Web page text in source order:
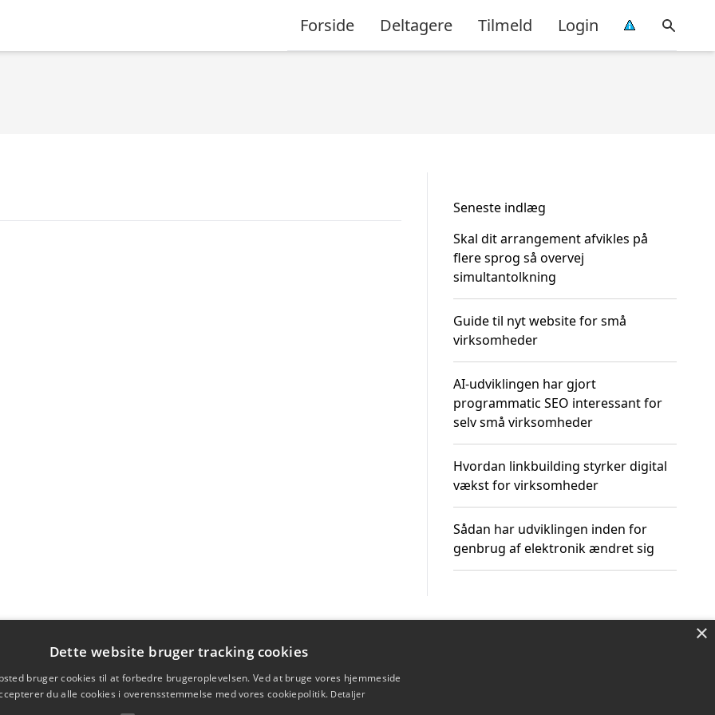
Forside Deltagere Tilmeld Login
Seneste indlæg
Skal dit arrangement afvikles på
flere sprog så overvej
simultantolkning
Guide til nyt website for små
virksomheder
AI-udviklingen har gjort
programmatic SEO interessant for
selv små virksomheder
Hvordan linkbuilding styrker digital
vækst for virksomheder
Sådan har udviklingen inden for
genbrug af elektronik ændret sig
×
Dette website bruger tracking cookies
bruger cookies til at forbedre brugeroplevelsen. Ved at bruge vores hjemmeside
du alle cookies i overensstemmelse med vores cookiepolitik. Detaljer